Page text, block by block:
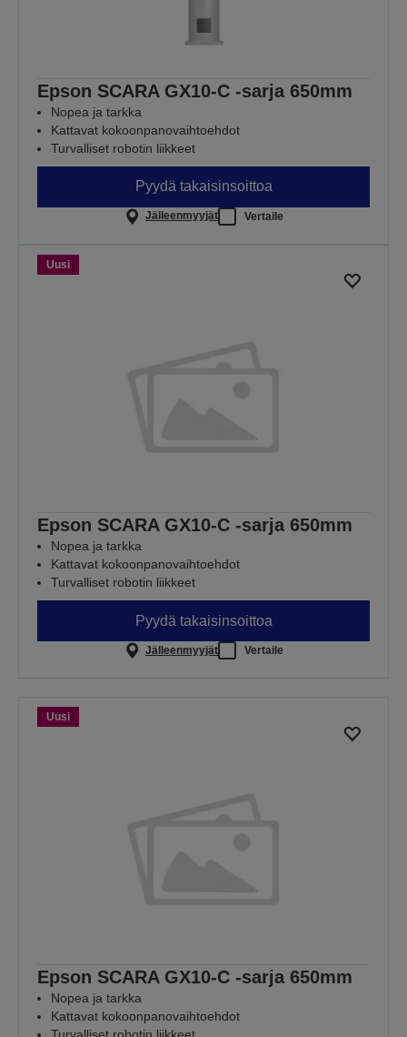
Epson SCARA GX10-C -sarja 650mm
Nopea ja tarkka
Kattavat kokoonpanovaihtoehdot
Turvalliset robotin liikkeet
Pyydä takaisinsoittoa
Jälleenmyyjät Vertaile
Uusi
Epson SCARA GX10-C -sarja 650mm
Nopea ja tarkka
Kattavat kokoonpanovaihtoehdot
Turvalliset robotin liikkeet
Pyydä takaisinsoittoa
Jälleenmyyjät Vertaile
Uusi
Epson SCARA GX10-C -sarja 650mm
Nopea ja tarkka
Kattavat kokoonpanovaihtoehdot